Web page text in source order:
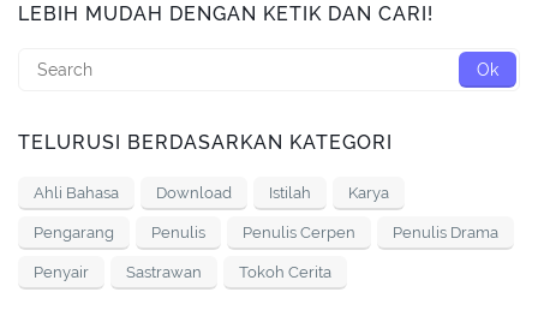
LEBIH MUDAH DENGAN KETIK DAN CARI!
TELURUSI BERDASARKAN KATEGORI
Ahli Bahasa Download Istilah Karya
Pengarang Penulis Penulis Cerpen Penulis Drama
Penyair Sastrawan Tokoh Cerita